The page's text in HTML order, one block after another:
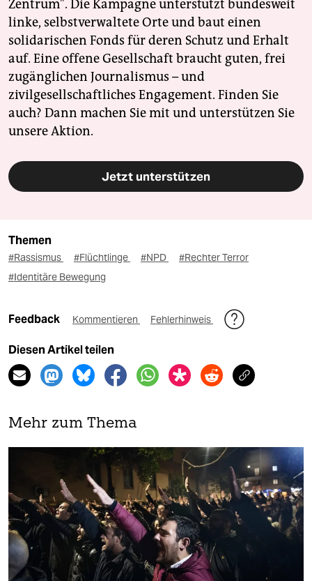
Zentrum". Die Kampagne unterstützt bundesweit
linke, selbstverwaltete Orte und baut einen
solidarischen Fonds für deren Schutz und Erhalt
auf. Eine offene Gesellschaft braucht guten, frei
zugänglichen Journalismus – und
zivilgesellschaftliches Engagement. Finden Sie
auch? Dann machen Sie mit und unterstützen Sie
unsere Aktion.
Jetzt unterstützen
Themen
#Rassismus #Flüchtlinge #NPD
#Rechter Terror
#Identitäre Bewegung
Feedback Kommentieren Fehlerhinweis
Diesen Artikel teilen
Mehr zum Thema